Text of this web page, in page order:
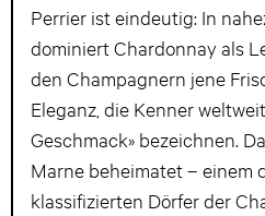
Perrier ist eindeutig: In
dominiert Chardonnay als
den Champagnern jene
Eleganz, die Kenner
Geschmack» bezeichnen.
Marne beheimatet – einem
klassifizierten Dörfer der